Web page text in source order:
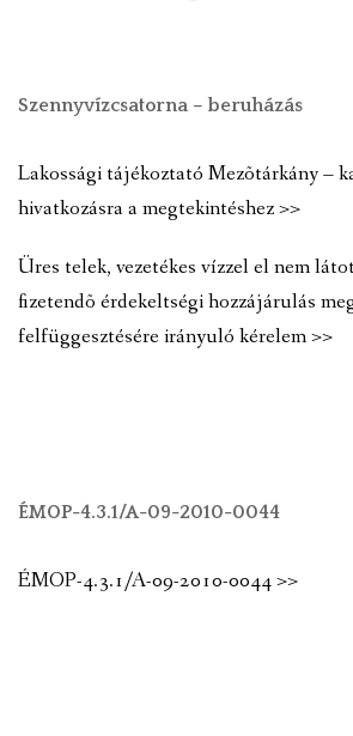
Szennyvízcsatorna – beruházás
Lakossági tájékoztató Mezõtárkány –
hivatkozásra a megtekintéshez >>
Üres telek, vezetékes vízzel el nem
fizetendõ érdekeltségi hozzájárulás
felfüggesztésére irányuló kérelem >>
ÉMOP-4.3.1/A-09-2010-0044
ÉMOP-4.3.1/A-09-2010-0044 >>